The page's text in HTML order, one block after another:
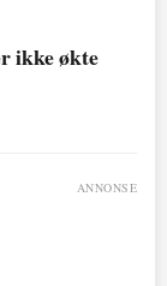
ikke økte
ANNONSE